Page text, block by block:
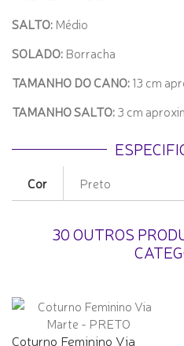
SALTO: Médio
SOLADO: Borracha
TAMANHO DO CANO:13 cm
TAMANHO SALTO:3 cm
Cor Preto
30 OUTROS
Coturno Feminino Via